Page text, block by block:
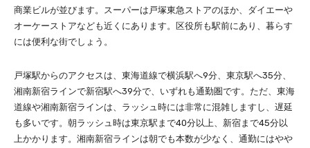
商業ビルが並びます。スーパーは戸塚東急ストアのほか、ダイエーや
オーケーストアなども近くにあります。区役所も駅前にあり、暮らす
には便利な街でしょう。
戸塚駅からのアクセスは、東海道線で横浜駅へ9分、東京駅へ35分、
湘南新宿ラインで新宿駅へ39分で、いずれも通勤圏です。ただ、東海
道線や湘南新宿ラインは、ラッシュ時には非常に混雑しますし、遅延
も多いです。朝ラッシュ時は東京駅まで40分以上、新宿まで45分以
上かかります。湘南新宿ラインは朝でも本数が少なく、通勤にはやや